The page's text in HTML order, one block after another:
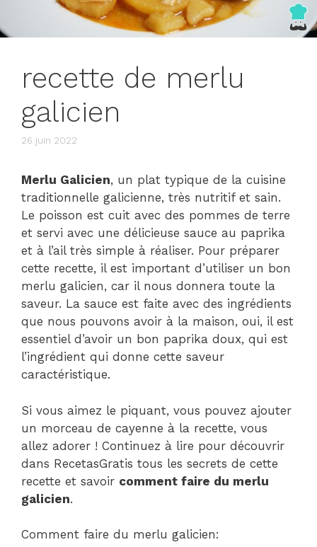
recette de merlu
galicien
26 juin 2022
Merlu Galicien, un plat typique de la cuisine
traditionnelle galicienne, très nutritif et sain.
Le poisson est cuit avec des pommes de terre
et servi avec une délicieuse sauce au paprika
et à l’ail très simple à réaliser. Pour préparer
cette recette, il est important d’utiliser un bon
merlu galicien, car il nous donnera toute la
saveur. La sauce est faite avec des ingrédients
que nous pouvons avoir à la maison, oui, il est
essentiel d’avoir un bon paprika doux, qui est
l’ingrédient qui donne cette saveur
caractéristique.
Si vous aimez le piquant, vous pouvez ajouter
un morceau de cayenne à la recette, vous
allez adorer ! Continuez à lire pour découvrir
dans RecetasGratis tous les secrets de cette
recette et savoir comment faire du merlu
galicien.
Comment faire du merlu galicien: